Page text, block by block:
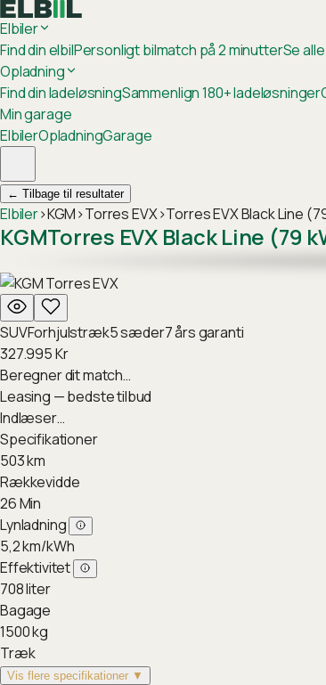
Elbiler
Find din elbilPersonligt bilmatch på 2 minutterSe
Opladning
Find din ladeløsningSammenlign 180+ ladeløsninger
Min garage
ElbilerOpladningGarage
← Tilbage til resultater
Elbiler›KGM›Torres EVX›Torres EVX Black Line
KGMTorres EVX Black Line (79
SUVForhjulstræk5sæder7års garanti
327.995Kr
Beregner dit match…
Leasing — bedste tilbud
Indlæser…
Specifikationer
503km
Rækkevidde
26Min
Lynladning
5,2km/kWh
Effektivitet
708liter
Bagage
1500kg
Træk
Vis flere specifikationer ▼